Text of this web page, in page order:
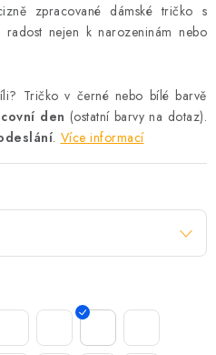
zpracované dámské tričko s
nejen k narozeninám nebo
Tričko v černé nebo bílé barvě
den (ostatní barvy na dotaz).
. Více informací